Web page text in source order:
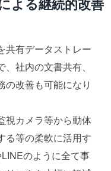
共有データストレー
社内の文書共有、
の改善も可能になり
視カメラ等から動体
る等の柔軟に活用す
のように全て事